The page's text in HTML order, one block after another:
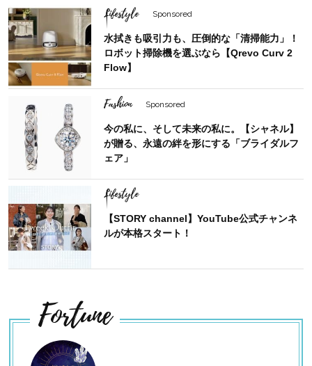
Lifestyle Sponsored
水拭きも吸引力も、圧倒的な「清掃能力」！
ロボット掃除機を選ぶなら【Qrevo Curv 2
Flow】
Fashion Sponsored
今の私に、そして未来の私に。【シャネル】
が贈る、永遠の絆を形にする「ブライダルフ
ェア」
Lifestyle
【STORY channel】YouTube公式チャンネ
ルが本格スタート！
Fortune